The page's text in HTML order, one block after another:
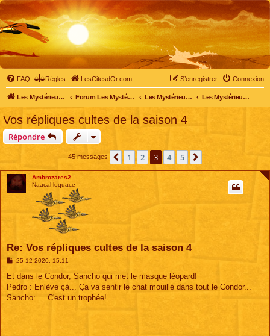
FAQ Règles LesCitesdOr.com Connexion
S’enregistrer
Les Mystérieuses Cités d'Or - LesCitesdOr.com Forum Les Mystérieuses Cités d'Or Les Mystérieuses Cités d'Or Les Mystérieuses Cités d'Or : saison 4 (2020)
Vos répliques cultes de la saison 4
Répondre
45 messages Précédente
1 2 3 4 5
Ambrozares2
Naacal loquace
Re: Vos répliques cultes de la saison 4
M
s
a
g
25 12 2020, 15:11
Et dans le Condor, Sancho qui met le masque léopard!
Pedro : Enlève çà... Ça va sentir le chat mouillé dans tout le Condor...
Sancho: ... C'est un trophée!